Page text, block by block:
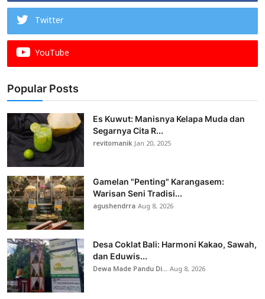
Twitter
YouTube
Popular Posts
Es Kuwut: Manisnya Kelapa Muda dan
Segarnya Cita R...
revitomanikJan 20, 2025
Gamelan "Penting" Karangasem:
Warisan Seni Tradisi...
agushendrraAug 8, 2026
Desa Coklat Bali: Harmoni Kakao, Sawah,
dan Eduwis...
Dewa Made Pandu Di...Aug 8, 2026